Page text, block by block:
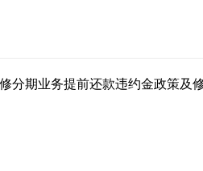
分期业务提前还款违约金政策及